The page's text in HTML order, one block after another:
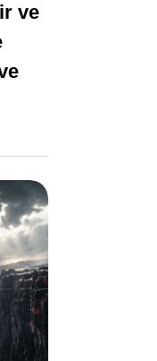
Haberleri
Instagram
Youtube
TikTok
ve